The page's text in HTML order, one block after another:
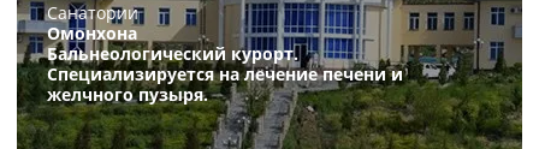
Санатории
Омонхона
Бальнеологический курорт.
Специализируется на лечение печени и
желчного пузыря.